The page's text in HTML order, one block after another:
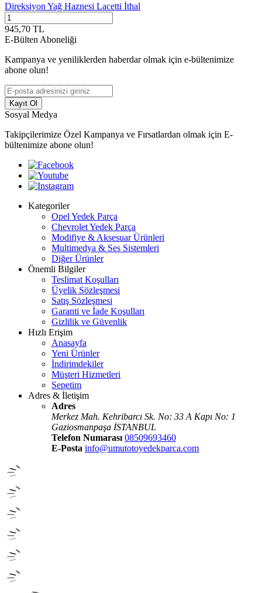
Direksiyon Yağ Haznesi Lacetti İthal
945,70 TL
E-Bülten Aboneliği
Kampanya ve yeniliklerden haberdar olmak için e-bültenimize
abone olun!
Kayıt Ol
Sosyal Medya
Takipçilerimize Özel Kampanya ve Fırsatlardan olmak için E-
bültenimize abone olun!
Kategoriler
Opel Yedek Parça
Chevrolet Yedek Parça
Modifiye & Aksesuar Ürünleri
Multimedya & Ses Sistemleri
Diğer Ürünler
Önemli Bilgiler
Teslimat Koşulları
Üyelik Sözleşmesi
Satış Sözleşmesi
Garanti ve İade Koşulları
Gizlilik ve Güvenlik
Hızlı Erişim
Anasayfa
Yeni Ürünler
İndirimdekiler
Müşteri Hizmetleri
Sepetim
Adres & İletişim
Adres
Merkez Mah. Kehribarcı Sk. No: 33 A Kapı No: 1
Gaziosmanpaşa İSTANBUL
Telefon Numarası 08509693460
E-Posta info@umutotoyedekparca.com